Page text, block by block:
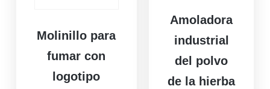
Molinillo para
fumar con
logotipo
Amoladora
industrial
del polvo
de la hierba